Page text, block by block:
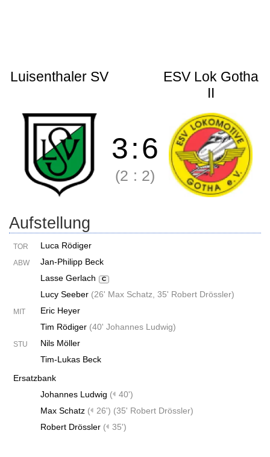
Luisenthaler SV
ESV Lok Gotha
II
3:6
(2 : 2)
Aufstellung
TOR Luca Rödiger
ABW
Jan-Philipp Beck
Lasse Gerlach
C
Lucy Seeber (26' Max Schatz 35' Robert Drössler)
MIT
Eric Heyer
Tim Rödiger (40' Johannes Ludwig)
STU
Nils Möller
Tim-Lukas Beck
Ersatzbank
Johannes Ludwig (
40')
Max Schatz ( 26') (35' Robert Drössler)
Robert Drössler ( 35')